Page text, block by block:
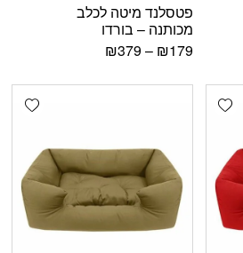
פטסלנד מיטה לכלב
מכותנה – בורדו
₪179
–
₪379
Add wishlist